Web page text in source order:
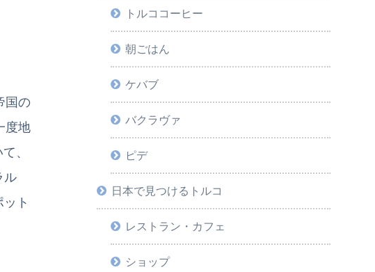
国の
度地
、
ル
ト
トルココーヒー
朝ごはん
ケバブ
バクラヴァ
ピデ
日本で見つけるトルコ
レストラン・カフェ
ショップ